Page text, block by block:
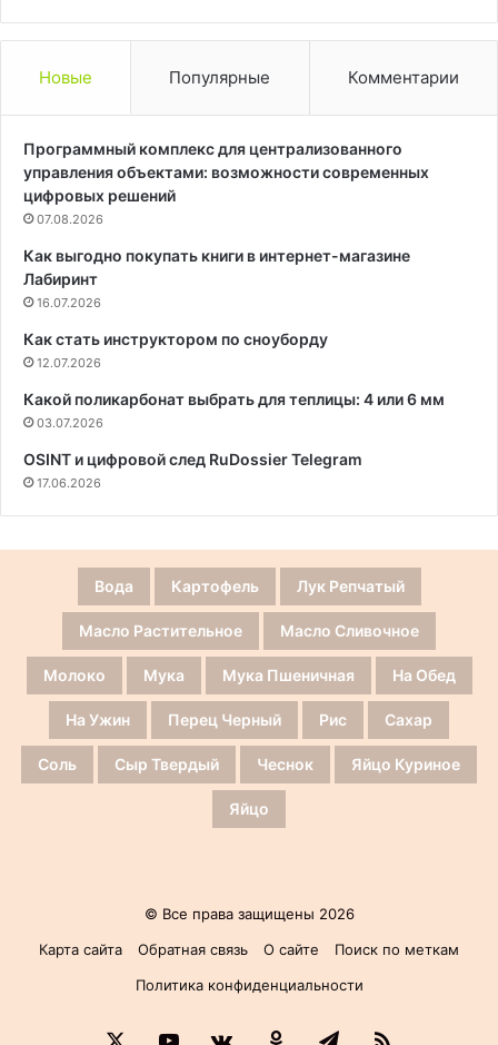
Новые Популярные Комментарии
Программный комплекс для централизованного
управления объектами: возможности современных
цифровых решений
07.08.2026
Как выгодно покупать книги в интернет-магазине
Лабиринт
16.07.2026
Как стать инструктором по сноуборду
12.07.2026
Какой поликарбонат выбрать для теплицы: 4 или 6 мм
03.07.2026
OSINT и цифровой след RuDossier Telegram
17.06.2026
Вода Картофель Лук Репчатый
Масло Растительное Масло Сливочное
Молоко Мука Мука Пшеничная На Обед
На Ужин Перец Черный Рис Сахар
Соль Сыр Твердый Чеснок Яйцо Куриное
Яйцо
© Все права защищены 2026
Карта сайта
Обратная связь О сайте
Поиск по меткам
Политика конфиденциальности
YouTubevk.comОдноклассники
Telegram
RSS